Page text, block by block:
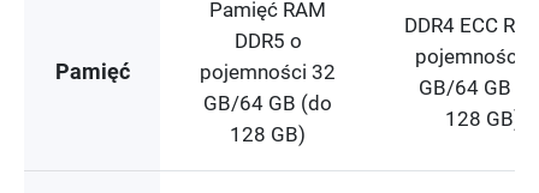
Pamięć
Pamięć RAM
DDR5 o
pojemności 32
GB/64 GB (do
128 GB)
DDR4 ECC
pojemności
GB/64 GB
128 GB)